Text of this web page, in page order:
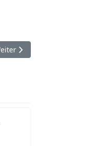
Beitrag: Beitrag